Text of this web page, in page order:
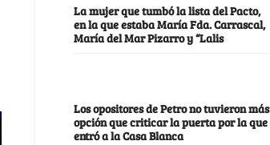
La mujer que tumbó la lista del Pacto,
en la que estaba María Fda. Carrascal,
María del Mar Pizarro y “Lalis
Los opositores de Petro no tuvieron más
opción que criticar la puerta por la que
entró a la Casa Blanca